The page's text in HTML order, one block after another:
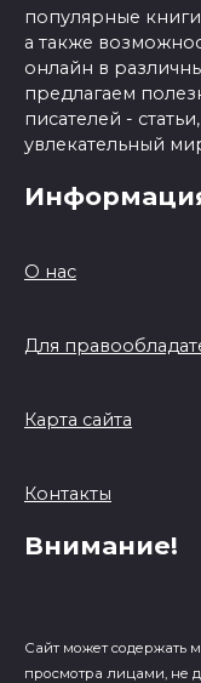
популярные
а также
онлайн в
предлагаем
писателей -
увлекательный
О нас
Для
Карта сайта
Контакты
Внимание!
Сайт может содержать
просмотра лицами, не